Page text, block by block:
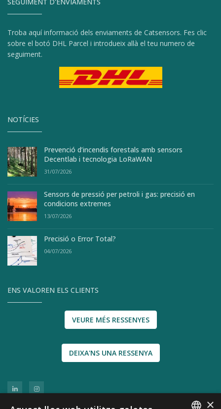
Troba aquí informació dels enviaments de Catsensors. Fes clic
sobre el botó DHL Parcel i introdueix allà el teu numero de
seguiment.
NOTÍCIES
Prevenció d’incendis forestals amb sensors
Decentlab i tecnologia LoRaWAN
31/07/2026
Sensors de pressió per petroli i gas: precisió en
condicions extremes
13/07/2026
Precisió o Error Total?
04/07/2026
ENS VALOREN ELS CLIENTS
VEURE MÉS RESSENYES
DEIXA'NS UNA RESSENYA
×